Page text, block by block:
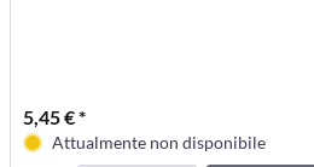
5,45 € *
Attualmente non disponibile